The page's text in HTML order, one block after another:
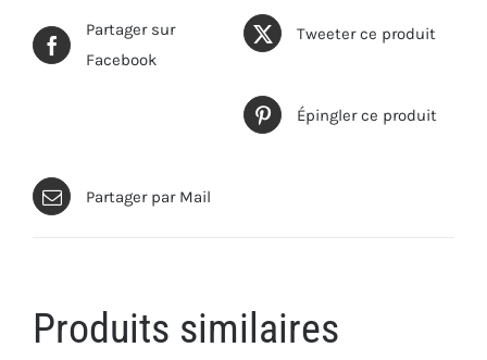
Partager sur
Facebook
Tweeter ce produit
Épingler ce produit
Partager par Mail
Produits similaires